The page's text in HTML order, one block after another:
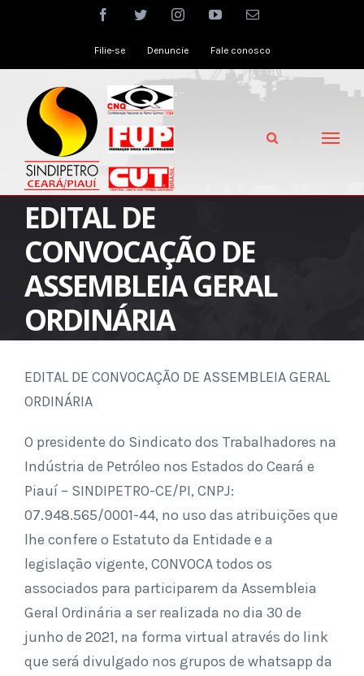
facebooktwitter instagramyoutubeEmail
Filie-se Denuncie Fale conosco
EDITAL DE
CONVOCAÇÃO DE
ASSEMBLEIA GERAL
ORDINÁRIA
EDITAL DE CONVOCAÇÃO DE ASSEMBLEIA GERAL
ORDINÁRIA
O presidente do Sindicato dos Trabalhadores na
Indústria de Petróleo nos Estados do Ceará e
Piauí – SINDIPETRO-CE/PI, CNPJ:
07.948.565/0001-44, no uso das atribuições que
lhe confere o Estatuto da Entidade e a
legislação vigente, CONVOCA todos os
associados para participarem da Assembleia
Geral Ordinária a ser realizada no dia 30 de
junho de 2021, na forma virtual através do link
que será divulgado nos grupos de whatsapp da